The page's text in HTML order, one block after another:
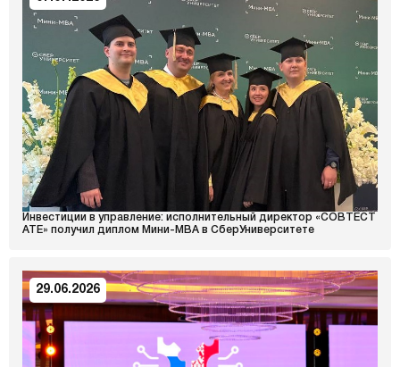
Инвестиции в управление: исполнительный директор «СОВТЕСТ
АТЕ» получил диплом Мини-MBA в СберУниверситете
29.06.2026